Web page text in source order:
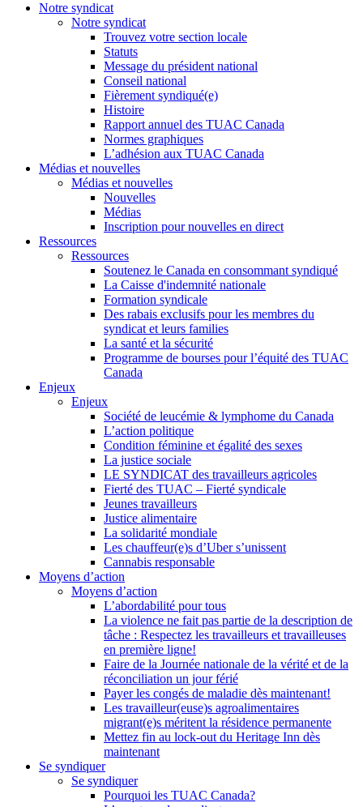
Notre syndicat
Notre syndicat
Trouvez votre section locale
Statuts
Message du président national
Conseil national
Fièrement syndiqué(e)
Histoire
Rapport annuel des TUAC Canada
Normes graphiques
L’adhésion aux TUAC Canada
Médias et nouvelles
Médias et nouvelles
Nouvelles
Médias
Inscription pour nouvelles en direct
Ressources
Ressources
Soutenez le Canada en consommant syndiqué
La Caisse d'indemnité nationale
Formation syndicale
Des rabais exclusifs pour les membres du
syndicat et leurs families
La santé et la sécurité
Programme de bourses pour l’équité des TUAC
Canada
Enjeux
Enjeux
Société de leucémie & lymphome du Canada
L’action politique
Condition féminine et égalité des sexes
La justice sociale
LE SYNDICAT des travailleurs agricoles
Fierté des TUAC – Fierté syndicale
Jeunes travailleurs
Justice alimentaire
La solidarité mondiale
Les chauffeur(e)s d’Uber s’unissent
Cannabis responsable
Moyens d’action
Moyens d’action
L’abordabilité pour tous
La violence ne fait pas partie de la description de
tâche : Respectez les travailleurs et travailleuses
en première ligne!
Faire de la Journée nationale de la vérité et de la
réconciliation un jour férié
Payer les congés de maladie dès maintenant!
Les travailleur(euse)s agroalimentaires
migrant(e)s méritent la résidence permanente
Mettez fin au lock-out du Heritage Inn dès
maintenant
Se syndiquer
Se syndiquer
Pourquoi les TUAC Canada?